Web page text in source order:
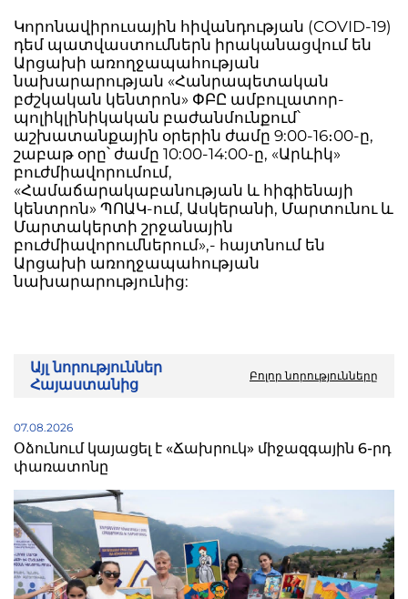
Կորոնավիրուսային հիվանդության (COVID-19)
դեմ պատվաստումներն իրականացվում են
Արցախի առողջապահության
նախարարության «Հանրապետական
բժշկական կենտրոն» ՓԲԸ ամբուլատոր-
պոլիկլինիկական բաժանմունքում՝
աշխատանքային օրերին ժամը 9:00-16։00-ը,
շաբաթ օրը՝ ժամը 10:00-14:00-ը, «Արևիկ»
բուժմիավորումում,
«Համաճարակաբանության և հիգիենայի
կենտրոն» ՊՈԱԿ-ում, Ասկերանի, Մարտունու և
Մարտակերտի շրջանային
բուժմիավորումներում»,- հայտնում են
Արցախի առողջապահության
նախարարությունից:
Այլ նորություններ
Հայաստանից
Բոլոր նորությունները
07.08.2026
Օձունում կայացել է «Ճախրուկ» միջազգային 6-րդ
փառատոնը